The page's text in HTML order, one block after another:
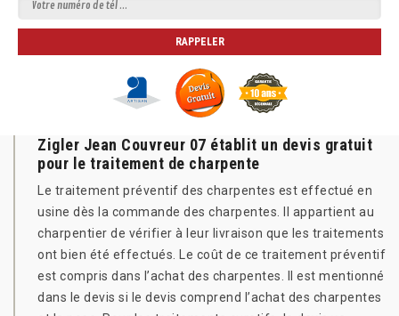
Zigler Jean Couvreur 07 établit un devis gratuit
pour le traitement de charpente
Le traitement préventif des charpentes est effectué en
usine dès la commande des charpentes. Il appartient au
charpentier de vérifier à leur livraison que les traitements
ont bien été effectués. Le coût de ce traitement préventif
est compris dans l’achat des charpentes. Il est mentionné
dans le devis si le devis comprend l’achat des charpentes